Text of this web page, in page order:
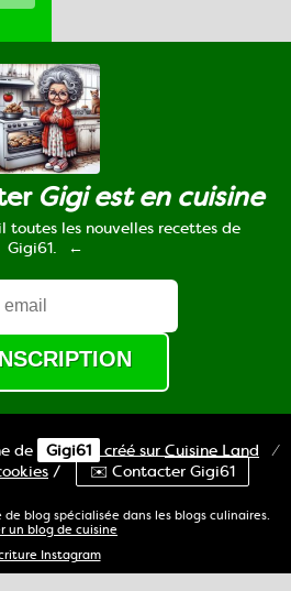
Gigi est en cuisine
toutes les nouvelles recettes de
Gigi61.
de Gigi61 créé sur Cuisine Land
⁄
/ ✉️ Contacter Gigi61
blog spécialisée dans les blogs culinaires.
un blog de cuisine
Instagram